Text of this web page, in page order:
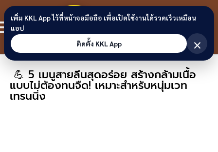
Skip to content
ขอนแก่น
ลิงก์
💪 5 เมนูสายลีนสุดอร่อย สร้างกล้ามเนื้อ
แบบไม่ต้องทนจืด! เหมาะสำหรับหนุ่มเวท
เทรนนิ่ง
เพิ่ม KKL App ไว้ที่หน้าจอมือถือ เพื่อเปิดใช้งานได้รวดเร็วเหมือน
แอป
ติดตั้ง KKL App
×